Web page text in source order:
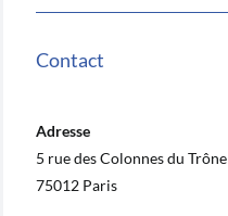
Contact
Adresse
5 rue des Colonnes du Trône
75012 Paris